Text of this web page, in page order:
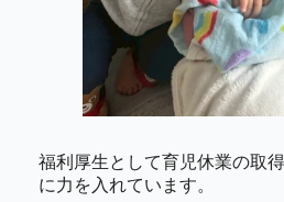
福利厚生として育児休業の取
に力を入れています。